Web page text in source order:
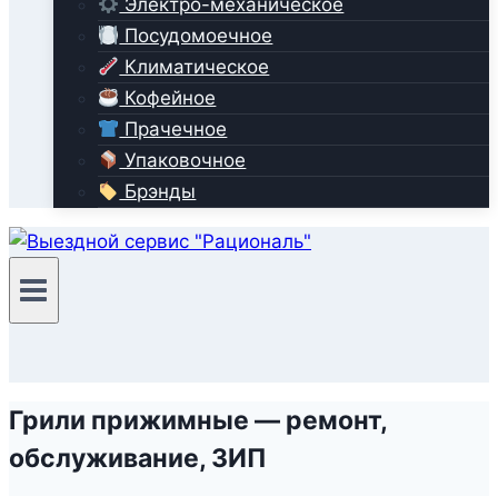
Электро-механическое
Посудомоечное
Климатическое
Кофейное
Прачечное
Упаковочное
Брэнды
Грили прижимные — ремонт,
обслуживание, ЗИП